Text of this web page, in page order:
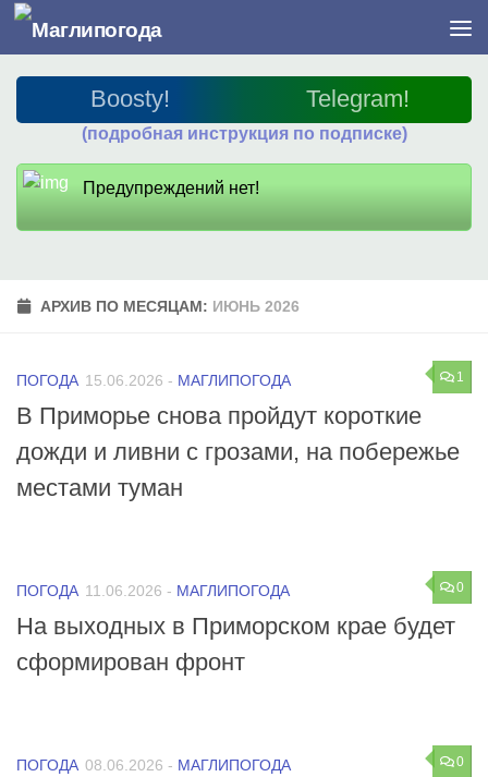
Перейти к содержимому
Boosty! Telegram!
(подробная инструкция по подписке)
Предупреждений нет!
АРХИВ ПО МЕСЯЦАМ: ИЮНЬ 2026
1
ПОГОДА 15.06.2026 - МАГЛИПОГОДА
В Приморье снова пройдут короткие
дожди и ливни с грозами, на побережье
местами туман
0
ПОГОДА 11.06.2026 - МАГЛИПОГОДА
На выходных в Приморском крае будет
сформирован фронт
0
ПОГОДА 08.06.2026 - МАГЛИПОГОДА